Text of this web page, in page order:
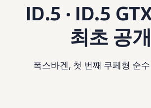
ID. Sound
지속 가능성
재활용 공정
안전 및 편의 사양
오너 & 서비스
ID.5 · ID.5
최초 공개
폭스바겐, 첫 번째 쿠페형 순수